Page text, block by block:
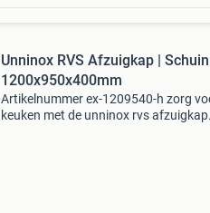
Unninox RVS Afzuigkap |
1200x950x400mm
Artikelnummer ex-1209540-h zorg
keuken met de unninox rvs